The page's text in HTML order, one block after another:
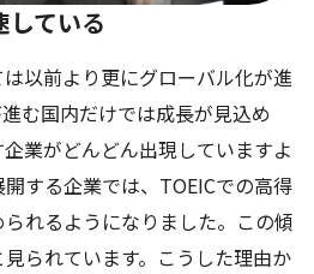
している
以前より更にグローバル化が進
む国内だけでは成長が見込め
業がどんどん出現していますよ
する企業では、TOEICでの高得
れるようになりました。この傾
られています。こうした理由か